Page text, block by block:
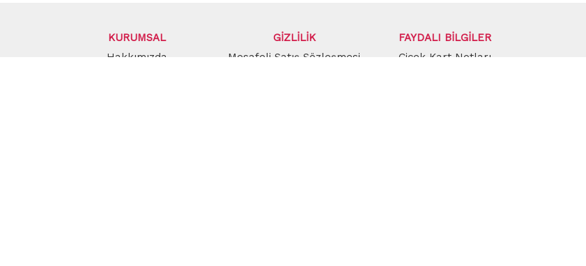
KURUMSAL
Hakkımızda
GİZLİLİK
Mesafeli Satış Sözleşmesi
FAYDALI BİLGİLER
Çiçek Kart Notları